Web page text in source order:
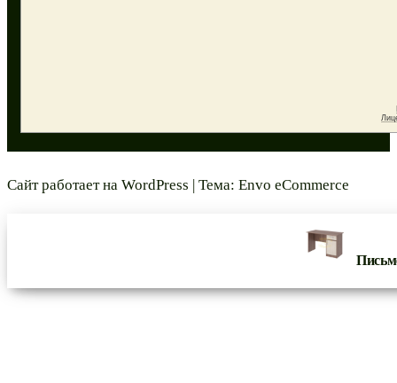
Сайт работает на WordPress | Тема: Envo eCommerce